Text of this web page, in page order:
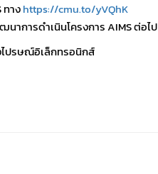
ทางhttps://cmu.to/yVQhK
าการดำเนินโครงการ AIMS ต่อไป
ปรษณ์อิเล็กทรอนิกส์